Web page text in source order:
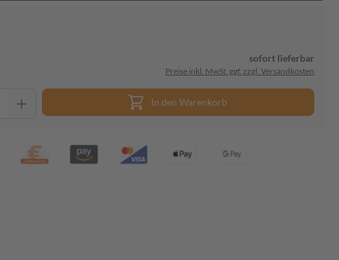
sofort lieferbar
Preise inkl. MwSt. ggf. zzgl. Versandkosten
In den Warenkorb